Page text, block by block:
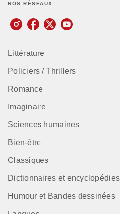
NOS RÉSEAUX
Littérature
Policiers / Thrillers
Romance
Imaginaire
Sciences humaines
Bien-être
Classiques
Dictionnaires et encyclopédies
Humour et Bandes dessinées